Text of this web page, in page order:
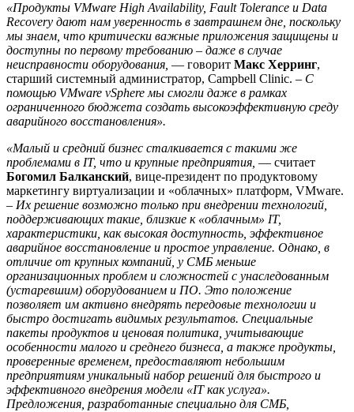
«Продукты VMware High Availability, Fault Tolerance и Data
Recovery дают нам уверенность в завтрашнем дне, поскольку
мы знаем, что критически важные приложения защищены и
доступны по первому требованию – даже в случае
неисправности оборудования, — говорит Макс Херринг,
старший системный администратор, Campbell Clinic. – С
помощью VMware vSphere мы смогли даже в рамках
ограниченного бюджета создать высокоэффективную среду
аварийного восстановления».
«Малый и средний бизнес сталкивается с такими же
проблемами в IT, что и крупные предприятия, — считает
Богомил Балканский, вице-президент по продуктовому
маркетингу виртуализации и «облачных» платформ, VMware.
– Их решение возможно только при внедрении технологий,
поддерживающих такие, близкие к «облачным» IT,
характеристики, как высокая доступность, эффективное
аварийное восстановление и простое управление. Однако, в
отличие от крупных компаний, у СМБ меньше
организационных проблем и сложностей с унаследованным
(устаревшим) оборудованием и ПО. Это положение
позволяет им активно внедрять передовые технологии и
быстро достигать видимых результатов. Специальные
пакеты продуктов и ценовая политика, учитывающие
особенности малого и среднего бизнеса, а также продукты,
проверенные временем, предоставляют небольшим
предприятиям уникальный набор решений для быстрого и
эффективного внедрения модели «IT как услуга».
Предложения, разработанные специально для СМБ,